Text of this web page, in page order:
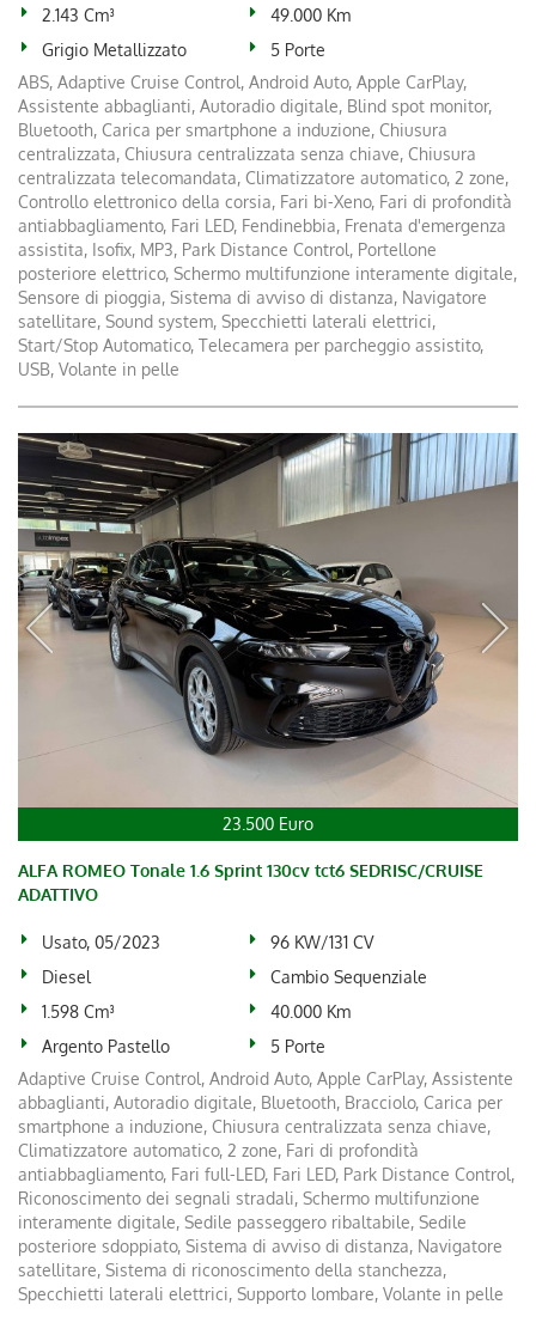
2.143 Cm³
49.000 Km
Grigio Metallizzato
5 Porte
ABS, Adaptive Cruise Control, Android Auto, Apple CarPlay,
Assistente abbaglianti, Autoradio digitale, Blind spot monitor,
Bluetooth, Carica per smartphone a induzione, Chiusura
centralizzata, Chiusura centralizzata senza chiave, Chiusura
centralizzata telecomandata, Climatizzatore automatico, 2 zone,
Controllo elettronico della corsia, Fari bi-Xeno, Fari di profondità
antiabbagliamento, Fari LED, Fendinebbia, Frenata d'emergenza
assistita, Isofix, MP3, Park Distance Control, Portellone
posteriore elettrico, Schermo multifunzione interamente digitale,
Sensore di pioggia, Sistema di avviso di distanza, Navigatore
satellitare, Sound system, Specchietti laterali elettrici,
Start/Stop Automatico, Telecamera per parcheggio assistito,
USB, Volante in pelle
23.500 Euro
ALFA ROMEO Tonale 1.6 Sprint 130cv tct6 SEDRISC/CRUISE
ADATTIVO
Usato, 05/2023
96 KW/131 CV
Diesel
Cambio Sequenziale
1.598 Cm³
40.000 Km
Argento Pastello
5 Porte
Adaptive Cruise Control, Android Auto, Apple CarPlay, Assistente
abbaglianti, Autoradio digitale, Bluetooth, Bracciolo, Carica per
smartphone a induzione, Chiusura centralizzata senza chiave,
Climatizzatore automatico, 2 zone, Fari di profondità
antiabbagliamento, Fari full-LED, Fari LED, Park Distance Control,
Riconoscimento dei segnali stradali, Schermo multifunzione
interamente digitale, Sedile passeggero ribaltabile, Sedile
posteriore sdoppiato, Sistema di avviso di distanza, Navigatore
satellitare, Sistema di riconoscimento della stanchezza,
Specchietti laterali elettrici, Supporto lombare, Volante in pelle